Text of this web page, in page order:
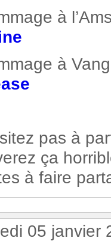
à
à
pas à
ça
à faire
05 janvier